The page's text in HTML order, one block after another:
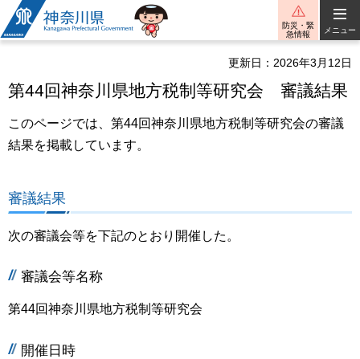
神奈川県
防災・緊
急情報
メニュー
更新日：2026年3月12日
第44回神奈川県地方税制等研究会 審議結果
このページでは、第44回神奈川県地方税制等研究会の審議
結果を掲載しています。
審議結果
次の審議会等を下記のとおり開催した。
審議会等名称
第44回神奈川県地方税制等研究会
開催日時